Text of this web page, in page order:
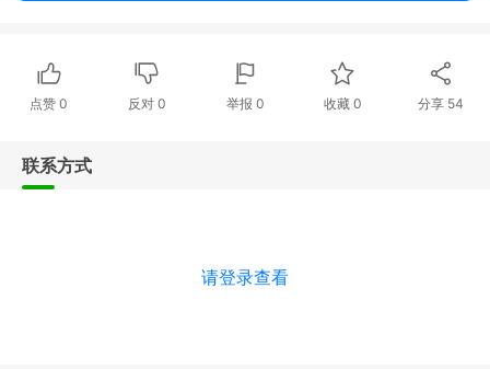
点赞0 反对 0 举报 0 收藏 0 分享 54
联系方式
请登录查看